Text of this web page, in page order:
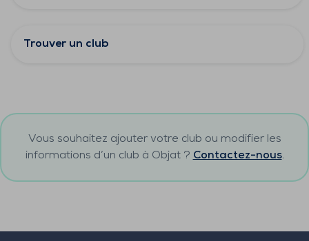
Trouver un club
Vous souhaitez ajouter votre club ou modifier les
informations d’un club à Objat? Contactez-nous.